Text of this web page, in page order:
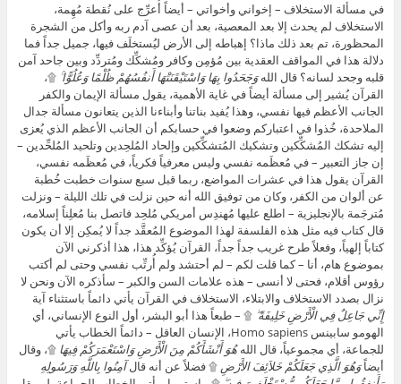
في مسألة الاستخلاف – إخواني وأخواتي – أيضاً أُعرِّج على نُقطة مُهِمة،
الاستخلاف لم يحدث إلا بعد المعصية، بعد أن عصى آدم ربه وأكل من الشجرة
المحظورة، تم بعد ذلك ماذا؟ إهباطه إلى الأرض ليُستخلَف فيها، جميل جداً فما
دلالة هذا في المواقف العقدية بين مُؤمِن وكافر ومُشكِّك ومُتردِّد وبين جاحد آمن
قلبه وجحد لسانه؟ قال اللهوَجَحَدُوا بِهَا وَاسْتَيْقَنَتْهَا أَنفُسُهُمْ ظُلْمًا وَعُلُوًّا ۚ ۩،
القرآن يُشير إلى مسألة أيضاً في غاية الأهمية، يقول مسألة الإيمان والكفر
الجانب الأعظم فيها نفسي، وهذا يُفيد بناتنا وأبناءنا الذين يتعانون مسألة جدال
الملاحدة، خُذوا في اعتباركم وضعوا في حسابكم أن الجانب الأعظم الذي يُعزى
إليه تشكك المُشكِّكين وتشكيك المُتشكِّكين وإلحاد المُلحِدين وتلحيد المُلحِّدين –
إن جاز التعبير – في مُعظَمه نفسي وليس معرفياً فكرياً، في مُعظَمه نفسي،
القرآن يقول هذا في عشرات المواضع، ربما قبل سبع سنوات خطبت خُطبة
عن ألوان من الكفر، وكان من توفيق الله أنه حين نزلت في تلك الليلة – ونزلت
مُترجَمة بالإنجليزية – اطلع عليها مُهندِس أمريكي مُلحِد فاتصل بنا مُعلِناً إسلامه،
قال كتاب فيه مثل هذه الفلسفة لهذا الموضوع المُعقَّد جداً لا يُمكِن إلا أن يكون
كتاباً إلهياً، وفعلاً طرح غريب جداً جداً، القرآن يُؤكِّد هذا، هذا أذكرني الآن
بموضوع هام، أنا – كما قلت لكم – لم أحتشد ولم أُرتِّب نفسي وحتى لم أكتب
رؤوس أقلام، فحتى لا أنسى – هذه علامات السن والكبر – سأذكره الآن ونحن لا
نزال بصدد الاستخلاف والابتلاء، الاستخلاف في القرآن يأتي دائماً باستثناء آية
إِنِّي جَاعِلٌ فِي الْأَرْضِ خَلِيفَةً ۖ ۩ – طبعاً هذا أبو البشر، أول النوع الإنساني، أي
الهومو سابينس Homo sapiens، الإنسان العاقل – دائماً الخطاب يأتي
للجماعة، أي مجموعياً، قال اللههُوَ أَنْشَأَكُمْ مِنَ الْأَرْضِ وَاسْتَعْمَرَكُمْ فِيهَا ۩، وقال
أيضاًوَهُوَ الَّذِي جَعَلَكُمْ خَلاَئِفَ الأَرْضِ ۩ فضلاً عن أنه قالآمِنُوا بِاللَّهِ وَرَسُولِهِ